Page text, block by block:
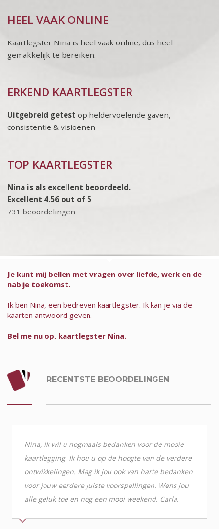
HEEL VAAK ONLINE
Kaartlegster Nina is heel vaak online, dus heel
gemakkelijk te bereiken.
ERKEND KAARTLEGSTER
Uitgebreid getest op heldervoelende gaven,
consistentie & visioenen
TOP KAARTLEGSTER
Nina is als excellent beoordeeld.
Excellent 4.56 out of 5
731 beoordelingen
Je kunt mij bellen met vragen over liefde, werk en de
nabije toekomst.
Ik ben Nina, een bedreven kaartlegster. Ik kan je via de
kaarten antwoord geven.
Bel me nu op, kaartlegster Nina.
RECENTSTE BEOORDELINGEN
Nina, Ik wil u nogmaals bedanken voor de mooie
kaartlegging. Ik hou u op de hoogte van de verdere
ontwikkelingen. Mag ik jou ook van harte bedanken
voor jouw eerdere juiste voorspellingen. Wens jou
alle geluk toe en nog een mooi weekend. Carla.